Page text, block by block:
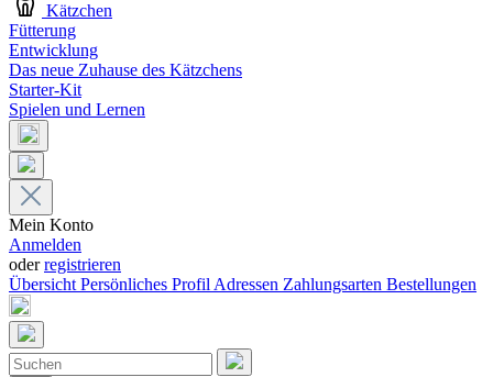
Kätzchen
Fütterung
Entwicklung
Das neue Zuhause des Kätzchens
Starter-Kit
Spielen und Lernen
Mein Konto
Anmelden
oderregistrieren
ÜbersichtPersönliches ProfilAdressen Zahlungsarten Bestellungen